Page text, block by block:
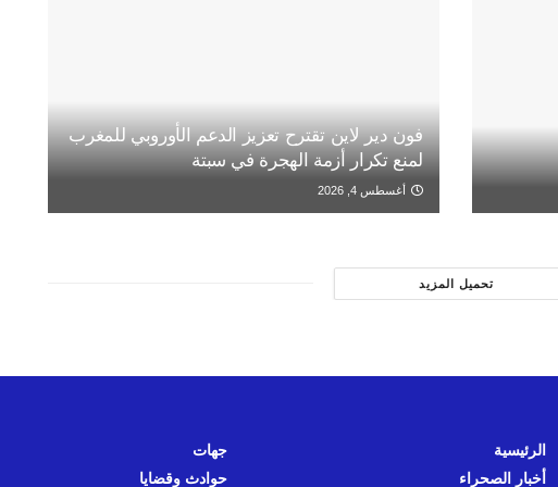
فون دير لاين تقترح تعزيز الدعم الأوروبي للمغرب
لمنع تكرار أزمة الهجرة في سبتة
أغسطس 4, 2026
تحميل المزيد
الرئيسية
أخبار الصحراء
جهات
حوادث وقضايا